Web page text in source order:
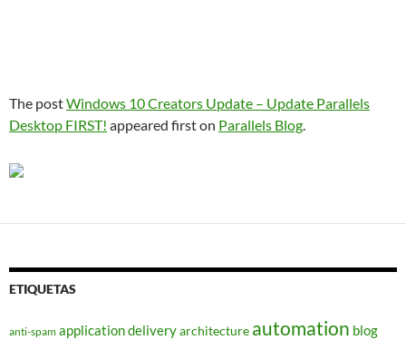
The postWindows 10 Creators Update – Update Parallels
Desktop FIRST! appeared first on Parallels Blog.
ETIQUETAS
anti-spam application deliveryarchitecture automation blog